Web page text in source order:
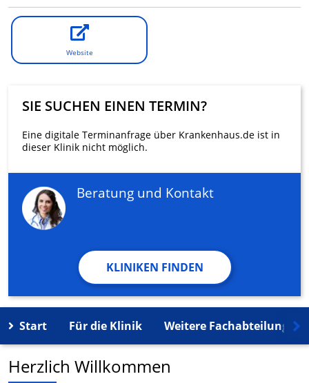
Website
SIE SUCHEN EINEN TERMIN?
Eine digitale Terminanfrage über Krankenhaus.de ist in
dieser Klinik nicht möglich.
Beratung und Kontakt
KLINIKEN FINDEN
Start Für die Klinik Weitere Fachabteilungen
Herzlich Willkommen